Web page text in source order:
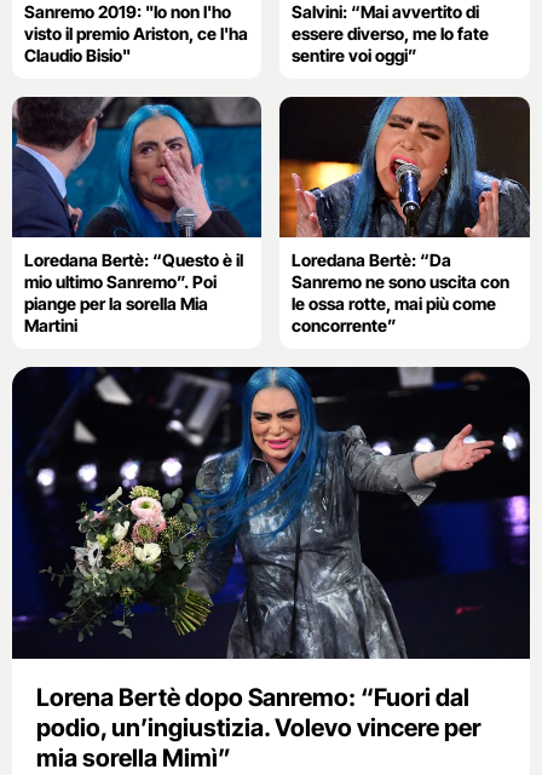
Sanremo 2019: "Io non l'ho
visto il premio Ariston, ce l'ha
Claudio Bisio"
Salvini: “Mai avvertito di
essere diverso, me lo fate
sentire voi oggi”
Loredana Bertè: “Questo è il
mio ultimo Sanremo”. Poi
piange per la sorella Mia
Martini
Loredana Bertè: “Da
Sanremo ne sono uscita con
le ossa rotte, mai più come
concorrente”
Lorena Bertè dopo Sanremo: “Fuori dal
podio, un’ingiustizia. Volevo vincere per
mia sorella Mimì”